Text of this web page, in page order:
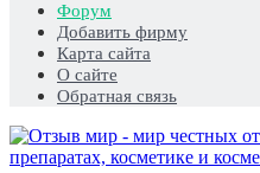
Форум
Добавить фирму
Карта сайта
О сайте
Обратная связь